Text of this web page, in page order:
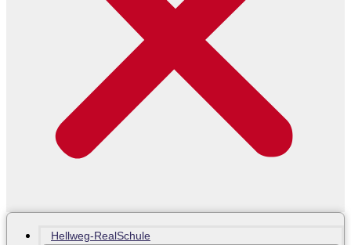
Hellweg-RealSchule